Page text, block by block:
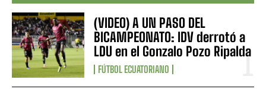
(VIDEO) A UN PASO DEL
BICAMPEONATO: IDV derrotó a
LDU en el Gonzalo Pozo Ripalda
FÚTBOL ECUATORIANO